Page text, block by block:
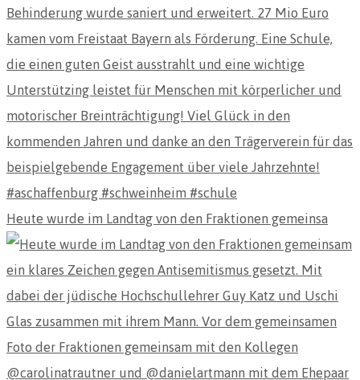
Heute wurde im Landtag von den Fraktionen gemeinsa